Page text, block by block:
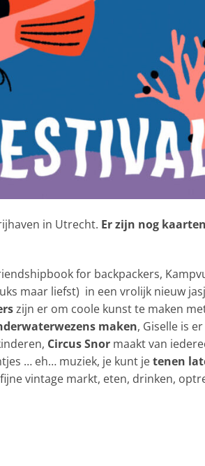
in Utrecht. Er zijn nog
for backpackers,
maar liefst) in een vrolijk nieuw
zijn er om coole kunst te maken
maken, Giselle is
Circus Snor maakt van
… eh… muziek, je kunt jetenen
vintage markt, eten, drinken,